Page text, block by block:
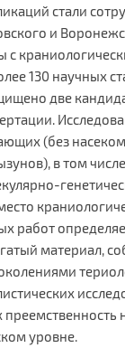
стали
и
с
130 научных
две
(без
в том
работ
материал,
преемственность
уровне.